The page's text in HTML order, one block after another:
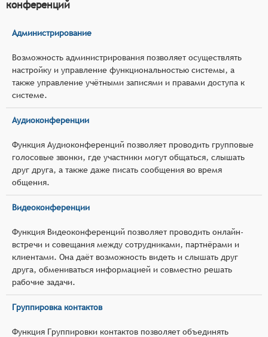
конференций
Администрирование
Возможность администрирования позволяет осуществлять
настройку и управление функциональностью системы, а
также управление учётными записями и правами доступа к
системе.
Аудиоконференции
Функция Аудиоконференций позволяет проводить групповые
голосовые звонки, где участники могут общаться, слышать
друг друга, а также даже писать сообщения во время
общения.
Видеоконференции
Функция Видеоконференций позволяет проводить онлайн-
встречи и совещания между сотрудниками, партнёрами и
клиентами. Она даёт возможность видеть и слышать друг
друга, обмениваться информацией и совместно решать
рабочие задачи.
Группировка контактов
Функция Группировки контактов позволяет объединять